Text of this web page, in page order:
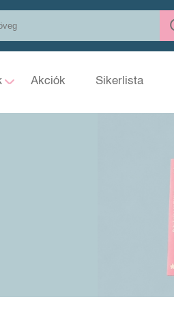
Akciók Sikerlista